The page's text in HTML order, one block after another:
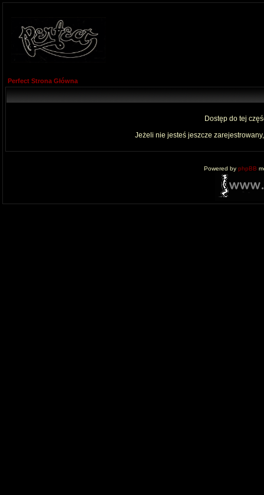
Perfect Strona Główna
Dostęp do tej
Jeżeli nie jesteś jeszcze
Powered by phpBB